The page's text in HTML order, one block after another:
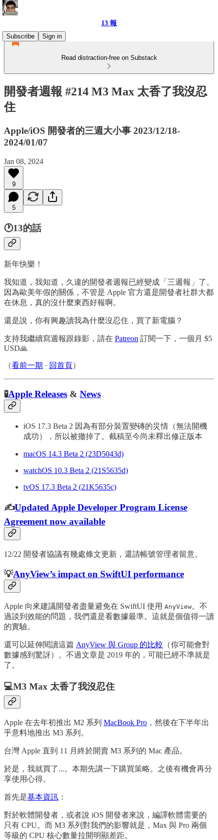
13 報
Subscribe
Sign in
Read distraction-free on Substack
開發者週報 #214 M3 Max 太香了我沒忍
住
Apple/iOS 開發者的三週大小事 2023/12/18-
2024/01/07
Jan 08, 2024
9
5
🕐13的話
新年快樂！
我知道，我知道，久違的開發者週報已經變成「三週報」了。
因為歐美年假的關係，不管是 Apple 官方還是開發者社群大都
在休息，真的沒什麼東西好報啊。
還是說，你有興趣讀我為什麼沒忍住，買了新電腦？
支持我繼續寫週報跟錄影，請在 Patreon 訂閱一下，一個月 $5
USD🙏
（看前一期 · 回首頁）
🧪Apple Releases & News
iOS 17.3 Beta 2 因為有部分裝置變磚的災情（無法開機
成功），所以被撤掉了。截稿至今尚未釋出修正版本
macOS 14.3 Beta 2 (23D5043d)
watchOS 10.3 Beta 2 (21S5635d)
tvOS 17.3 Beta 2 (21K5635c)
✍️Updated Apple Developer Program License
Agreement now available
12/22 開發者協議有幾處條文更新，還請帳號管理者留意。
💡AnyView’s impact on SwiftUI performance
Apple 向來建議開發者盡量避免在 SwiftUI 使用 AnyView。不
過談到效能的問題，我們還是看數據最準。這就是個值得一讀
的實驗。
還可以延伸閱讀這篇 AnyView 與 Group 的比較 （你可能會對
數據感到驚訝）。不過文章是 2019 年的，可能已經不準就是
了。
💻M3 Max 太香了我沒忍住
Apple 在去年初推出 M2 系列 MacBook Pro ，然後在下半年出
乎意料地推出 M3 系列。
台灣 Apple 直到 11 月終於開賣 M3 系列的 Mac 產品。
於是，我就買了...。本期先講一下購買策略。之後有機會再分
享使用心得。
首先是基本資訊 ：
對於軟體開發者，或者說 iOS 開發者來說，編譯軟體需要的
只有 CPU。而 M3 系列對我們的影響就是，Max 與 Pro 兩個
等級的 CPU 核心數量拉開明顯差距。